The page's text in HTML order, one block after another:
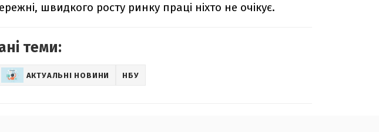
швидкого росту ринку праці ніхто не очікує.
теми:
АКТУАЛЬНІ НОВИНИ НБУ